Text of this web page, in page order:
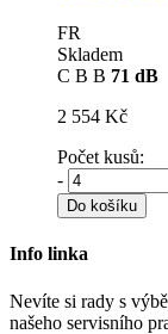
FR
Skladem
C B B 71 dB
2 554 Kč
Počet kusů:
-
Do košíku
Info linka
Nevíte si rady s
našeho servisního